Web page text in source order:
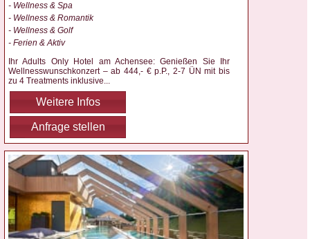
- Wellness & Spa
- Wellness & Romantik
- Wellness & Golf
- Ferien & Aktiv
Ihr Adults Only Hotel am Achensee: Genießen Sie Ihr
Wellnesswunschkonzert – ab 444,- € p.P., 2-7 ÜN mit bis
zu 4 Treatments inklusive...
Weitere Infos
Anfrage stellen